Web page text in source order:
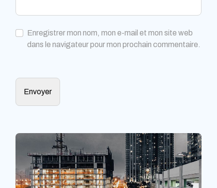
Enregistrer mon nom, mon e-mail et mon site web
dans le navigateur pour mon prochain commentaire.